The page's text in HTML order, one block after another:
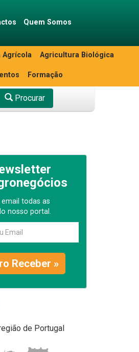
Quem Somos
Agrícola Agricultura Biológica
Formação
Procurar
todas as
nosso portal.
Receber »
de Portugal